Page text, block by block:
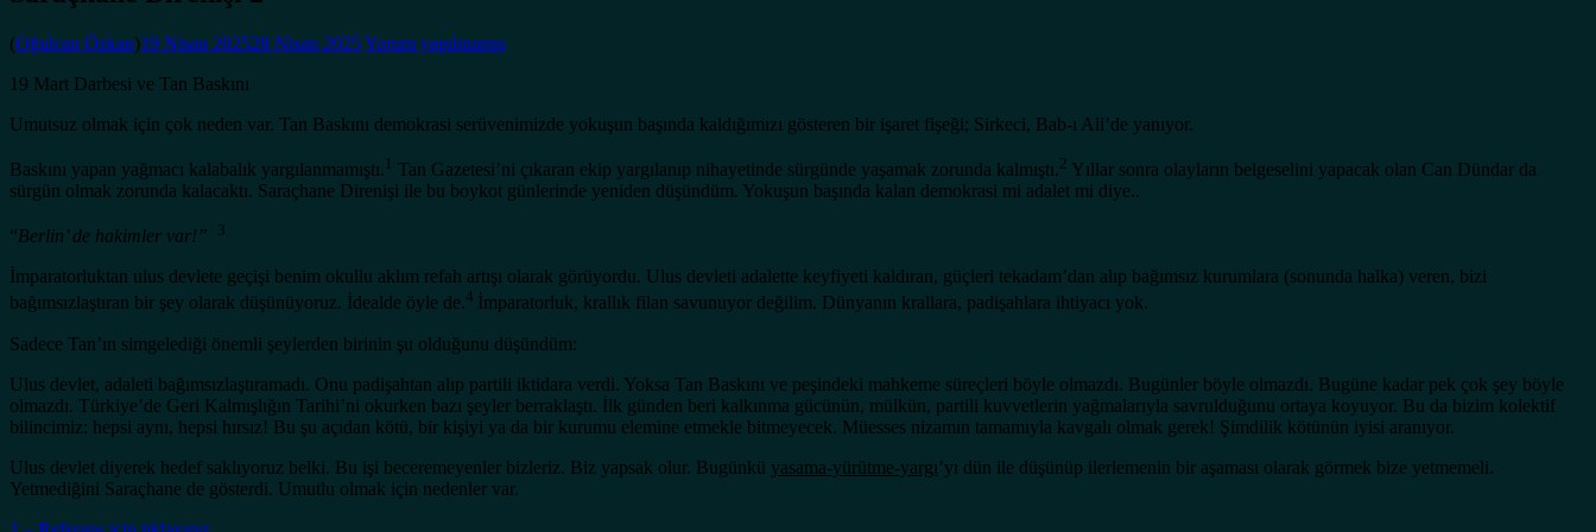
(Oğulcan Özkan)19 Nisan 202528 Nisan 2025Yorum yapılmamış
19 Mart Darbesi ve Tan Baskını
Umutsuz olmak için çok neden var. Tan Baskını demokrasi serüvenimizde yokuşun başında kaldığımızı gösteren bir işaret fişeği; Sirkeci, Bab-ı Ali’de yanıyor.
Baskını yapan yağmacı kalabalık yargılanmamıştı. 1 Tan Gazetesi’ni çıkaran ekip yargılanıp nihayetinde sürgünde yaşamak zorunda kalmıştı.2 Yıllar sonra olayların belgeselini yapacak olan Can Dündar da
sürgün olmak zorunda kalacaktı. Saraçhane Direnişi ile bu boykot günlerinde yeniden düşündüm. Yokuşun başında kalan demokrasi mi adalet mi diye..
“Berlin’ de hakimler var!” 3
İmparatorluktan ulus devlete geçişi benim okullu aklım refah artışı olarak görüyordu. Ulus devleti adalette keyfiyeti kaldıran, güçleri tekadam’dan alıp bağımsız kurumlara (sonunda halka) veren, bizi
bağımsızlaştıran bir şey olarak düşünüyoruz. İdealde öyle de.4
İmparatorluk, krallık filan savunuyor değilim. Dünyanın krallara, padişahlara ihtiyacı yok.
Sadece Tan’ın simgelediği önemli şeylerden birinin şu olduğunu düşündüm:
Ulus devlet, adaleti bağımsızlaştıramadı. Onu padişahtan alıp partili iktidara verdi. Yoksa Tan Baskını ve peşindeki mahkeme süreçleri böyle olmazdı. Bugünler böyle olmazdı. Bugüne kadar pek çok şey böyle
olmazdı. Türkiye’de Geri Kalmışlığın Tarihi’ni okurken bazı şeyler berraklaştı. İlk günden beri kalkınma gücünün, mülkün, partili kuvvetlerin yağmalarıyla savrulduğunu ortaya koyuyor. Bu da bizim kolektif
bilincimiz: hepsi aynı, hepsi hırsız! Bu şu açıdan kötü, bir kişiyi ya da bir kurumu elemine etmekle bitmeyecek. Müesses nizamın tamamıyla kavgalı olmak gerek! Şimdilik kötünün iyisi aranıyor.
Ulus devlet diyerek hedef saklıyoruz belki. Bu işi beceremeyenler bizleriz. Biz yapsak olur. Bugünkü yasama-yürütme-yargı’yı dün ile düşünüp ilerlemenin bir aşaması olarak görmek bize yetmemeli.
Yetmediğini Saraçhane de gösterdi. Umutlu olmak için nedenler var.